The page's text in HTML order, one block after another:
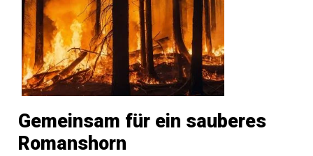
Gemeinsam für ein sauberes
Romanshorn